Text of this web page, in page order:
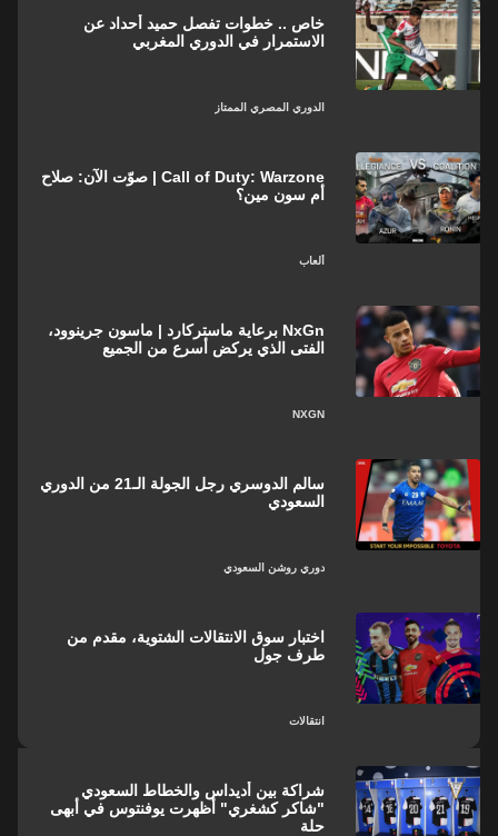
الدوري المصري الممتاز
خاص .. خطوات تفصل حميد أحداد عن
الاستمرار في الدوري المغربي
ألعاب
Call of Duty: Warzone | صوّت الآن: صلاح
أم سون مين؟
NXGN
NxGn برعاية ماستركارد | ماسون جرينوود،
الفتى الذي يركض أسرع من الجميع
دوري روشن السعودي
سالم الدوسري رجل الجولة الـ21 من الدوري
السعودي
انتقالات
اختبار سوق الانتقالات الشتوية، مقدم من
طرف جول
شراكة بين أديداس والخطاط السعودي
"شاكر كشغري" أظهرت يوفنتوس في أبهى
حلة